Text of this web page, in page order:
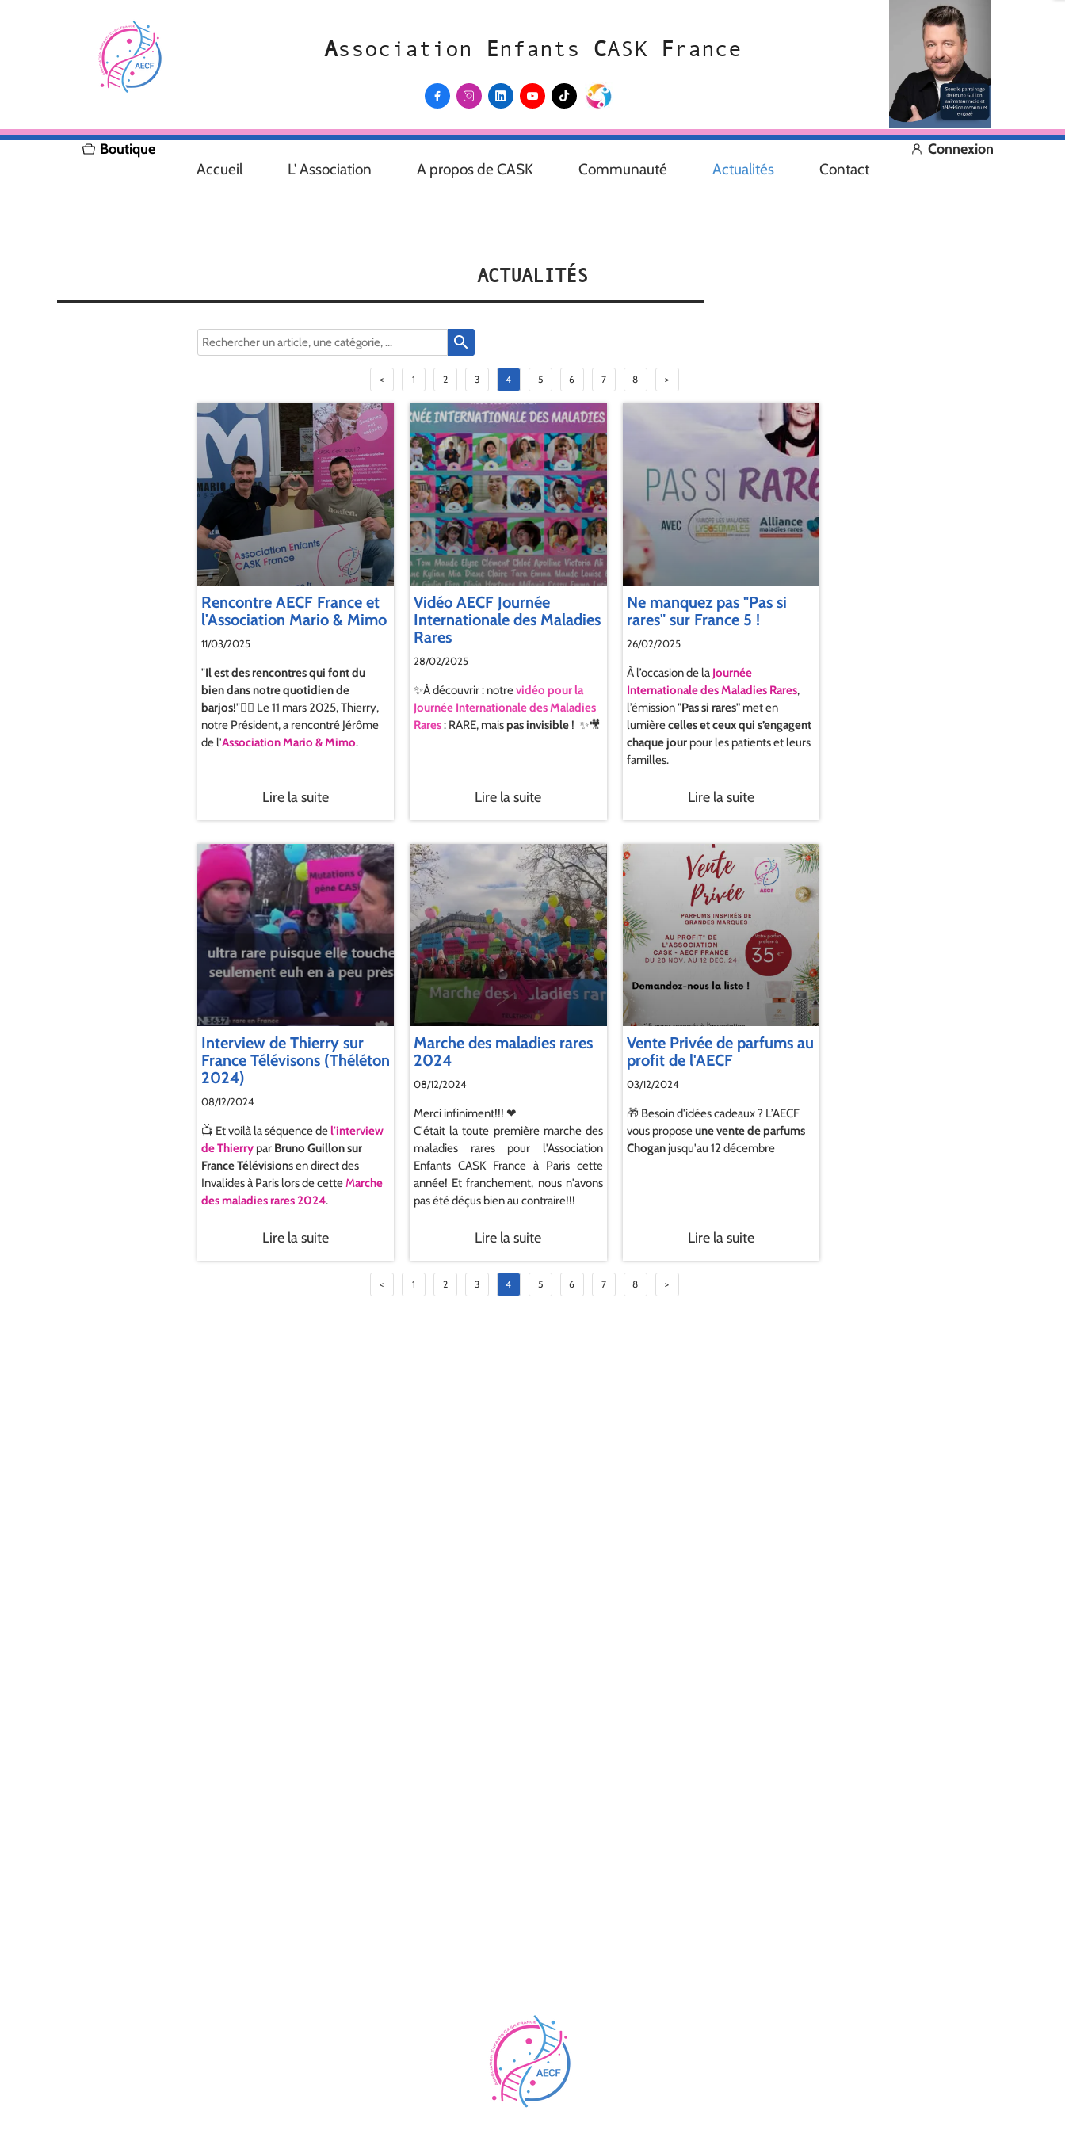
Accueil L' Association A propos de CASK Communauté Actualités Contact
Association Enfants CASK France
    
Connexion
Boutique
ACTUALITÉS
search
< 1 2 3 4 5 6 7 8 >
Rencontre AECF France et
l'Association Mario & Mimo
11/03/2025
"Il est des rencontres qui font du
bien dans notre quotidien de
barjos!"😵‍💫 Le 11 mars 2025, Thierry,
notre Président, a rencontré Jérôme
de l'Association Mario & Mimo.
Lire la suite
Vidéo AECF Journée
Internationale des Maladies
Rares
28/02/2025
✨À découvrir : notrevidéo pour la
Journée Internationale des Maladies
Rares: RARE, maispas invisible ! ✨🎥
Lire la suite
Ne manquez pas "Pas si
rares" sur France 5 !
26/02/2025
À l’occasion de la Journée
Internationale des Maladies Rares,
l’émission"Pas si rares"met en
lumièrecelles et ceux qui s’engagent
chaque jour pour les patients et leurs
familles.
Lire la suite
Interview de Thierry sur
France Télévisons (Théléton
2024)
08/12/2024
📺 Et voilà la séquence del'interview
de Thierry par Bruno Guillonsur
France Télévisions en direct des
Invalides à Paris lors de cetteMarche
des maladies rares 2024.
Lire la suite
Marche des maladies rares
2024
08/12/2024
Merci infiniment!!! ❤
C'était la toute première marche des
maladies rares pour l'Association
Enfants CASK France à Paris cette
année! Et franchement, nous n'avons
pas été déçus bien au contraire!!!
Lire la suite
Vente Privée de parfums au
profit de l'AECF
03/12/2024
🎁 Besoin d'idées cadeaux ? L’AECF
vous proposeune vente de parfums
Choganjusqu'au 12 décembre
Lire la suite
< 1 2 3 4 5 6 7 8 >